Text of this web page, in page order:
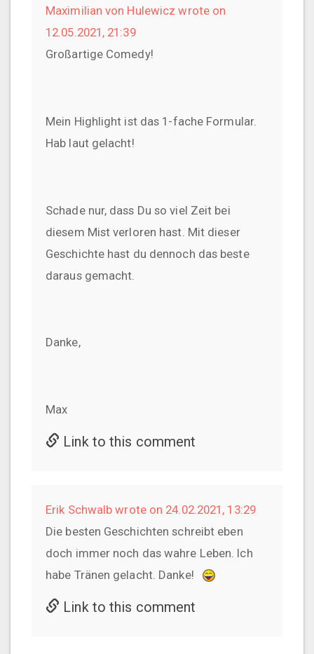
Maximilian von Hulewicz wrote on
12.05.2021, 21:39
Großartige Comedy!
Mein Highlight ist das 1-fache Formular.
Hab laut gelacht!
Schade nur, dass Du so viel Zeit bei
diesem Mist verloren hast. Mit dieser
Geschichte hast du dennoch das beste
daraus gemacht.
Danke,
Max
Link to this comment
Erik Schwalb wrote on 24.02.2021, 13:29
Die besten Geschichten schreibt eben
doch immer noch das wahre Leben. Ich
habe Tränen gelacht. Danke!
Link to this comment